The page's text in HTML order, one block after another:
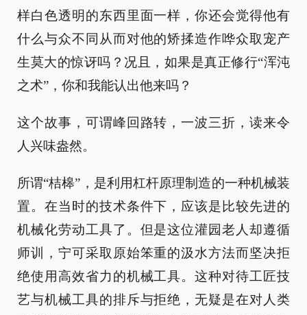
样白色透明的东西里面一样，你还会觉得他有
什么与众不同从而对他的矫揉造作哗众取宠产
生莫大的惊讶吗？况且，如果是真正修行“浑沌
之术”，你和我能认出他来吗？
这个故事，可谓峰回路转，一波三折，读来令
人兴味盎然。
所谓“桔槔”，是利用杠杆原理制造的一种机械装
置。在当时的技术条件下，应该是比较先进的
机械化劳动工具了。但是这位灌园老人却遵循
师训，宁可采取原始笨重的汲水方法而坚决拒
绝使用高效省力的机械工具。这种对待工匠技
艺与机械工具的排斥与拒绝，无疑是在对人类